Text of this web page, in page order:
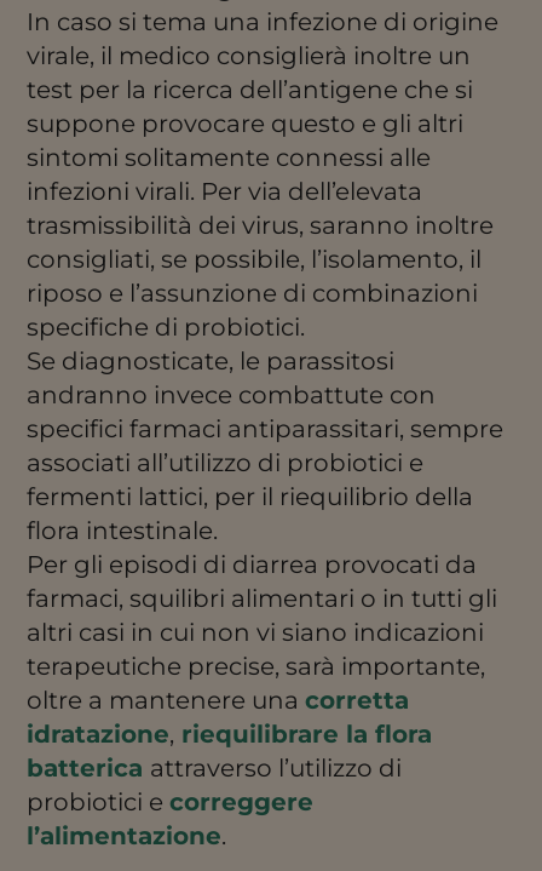
In caso si tema una infezione di origine
virale, il medico consiglierà inoltre un
test per la ricerca dell’antigene che si
suppone provocare questo e gli altri
sintomi solitamente connessi alle
infezioni virali. Per via dell’elevata
trasmissibilità dei virus, saranno inoltre
consigliati, se possibile, l’isolamento, il
riposo e l’assunzione di combinazioni
specifiche di probiotici.
Se diagnosticate, le parassitosi
andranno invece combattute con
specifici farmaci antiparassitari, sempre
associati all’utilizzo di probiotici e
fermenti lattici, per il riequilibrio della
flora intestinale.
Per gli episodi di diarrea provocati da
farmaci, squilibri alimentari o in tutti gli
altri casi in cui non vi siano indicazioni
terapeutiche precise, sarà importante,
oltre a mantenere unacorretta
idratazione, riequilibrare la flora
batterica attraverso l’utilizzo di
probiotici ecorreggere
l’alimentazione.